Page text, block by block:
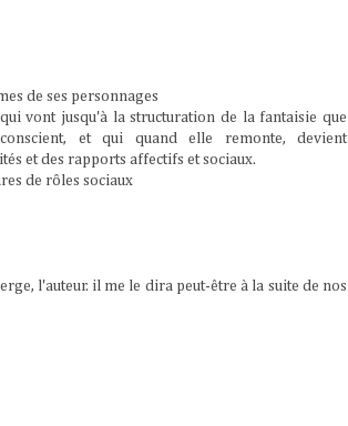
de ses personnages
vont jusqu'à la structuration de la fantaisie que
et qui quand elle remonte, devient
et des rapports affectifs et sociaux.
de rôles sociaux
l'auteur. il me le dira peut-être à la suite de nos